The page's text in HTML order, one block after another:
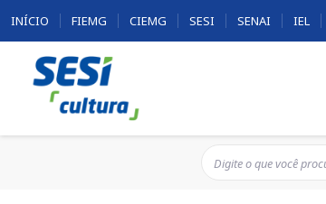
INÍCIO FIEMG CIEMG SESI SENAI IEL